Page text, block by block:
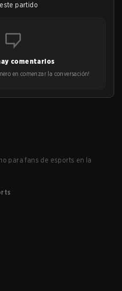
partido
comentarios
en comenzar la conversación!
para fans de esports en la